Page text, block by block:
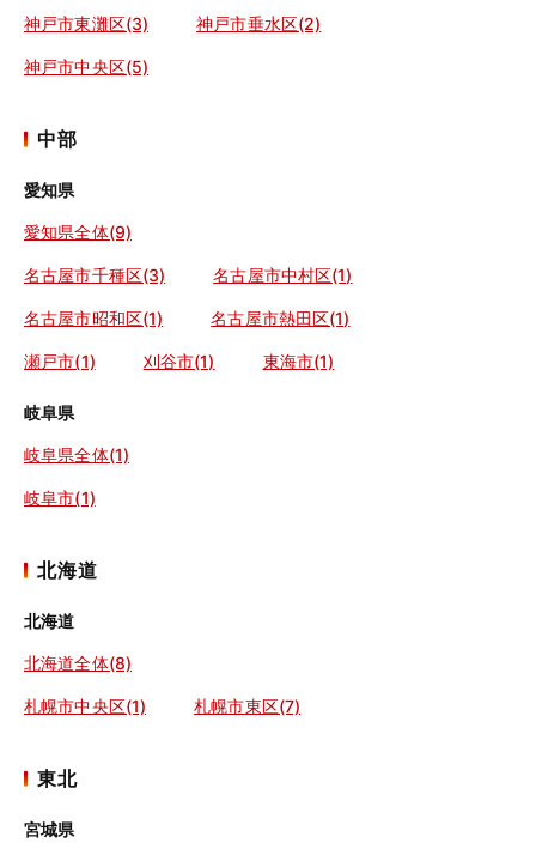
神戸市東灘区(3) 神戸市垂水区(2)
神戸市中央区(5)
中部
愛知県
愛知県全体(9)
名古屋市千種区(3) 名古屋市中村区(1)
名古屋市昭和区(1) 名古屋市熱田区(1)
瀬戸市(1) 刈谷市(1) 東海市(1)
岐阜県
岐阜県全体(1)
岐阜市(1)
北海道
北海道
北海道全体(8)
札幌市中央区(1) 札幌市東区(7)
東北
宮城県